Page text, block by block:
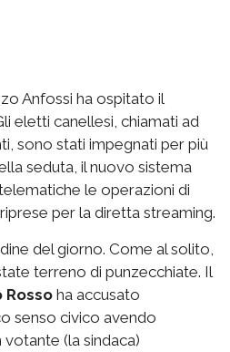
Anfossi ha ospitato il
eletti canellesi, chiamati ad
sono stati impegnati per più
seduta, il nuovo sistema
le operazioni di
per la diretta streaming.
del giorno. Come al solito,
terreno di punzecchiate. Il
Rosso ha accusato
senso civico avendo
(la sindaca)